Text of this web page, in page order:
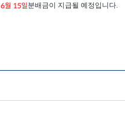
6월 15일분배금이 지급될 예정입니다.